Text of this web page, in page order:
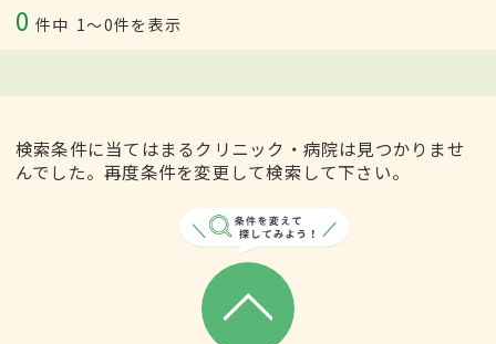
0 件中 1〜0件を表示
検索条件に当てはまるクリニック・病院は見つかりませ
んでした。再度条件を変更して検索して下さい。